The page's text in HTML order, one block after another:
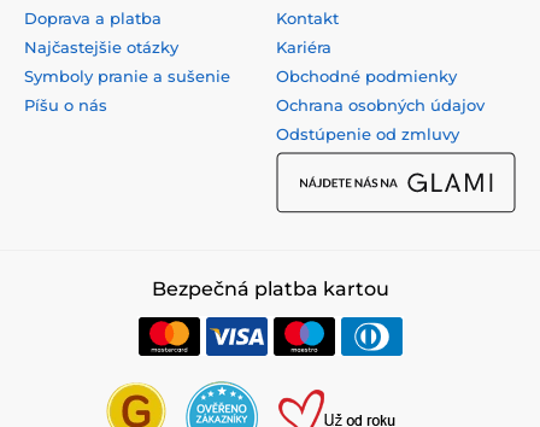
Doprava a platba
Najčastejšie otázky
Symboly pranie a sušenie
Píšu o nás
Kontakt
Kariéra
Obchodné podmienky
Ochrana osobných údajov
Odstúpenie od zmluvy
Bezpečná platba kartou